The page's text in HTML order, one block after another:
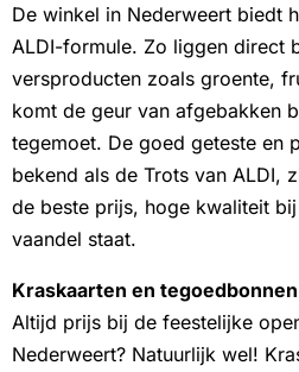
De winkel in Nederweert biedt
ALDI-formule. Zo liggen direct
versproducten zoals groente,
komt de geur van afgebakken
tegemoet. De goed geteste en
bekend als de Trots van ALDI,
de beste prijs, hoge kwaliteit
vaandel staat.
Kraskaarten en tegoedbonnen
Altijd prijs bij de feestelijke
Nederweert? Natuurlijk wel!